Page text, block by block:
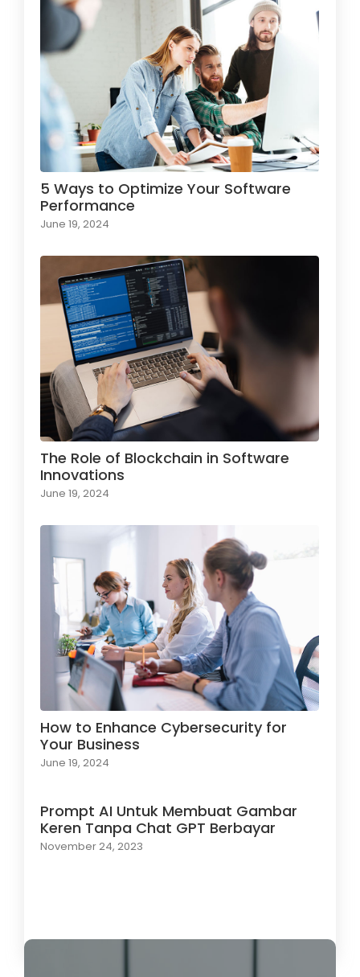
5 Ways to Optimize Your Software
Performance
June 19, 2024
The Role of Blockchain in Software
Innovations
June 19, 2024
How to Enhance Cybersecurity for
Your Business
June 19, 2024
Prompt AI Untuk Membuat Gambar
Keren Tanpa Chat GPT Berbayar
November 24, 2023